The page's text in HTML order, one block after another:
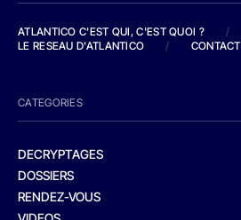
ATLANTICO C'EST QUI, C'EST QUOI ?
/
LE RESEAU D'ATLANTICO
/ CONTACT
CATEGORIES
DECRYPTAGES
DOSSIERS
RENDEZ-VOUS